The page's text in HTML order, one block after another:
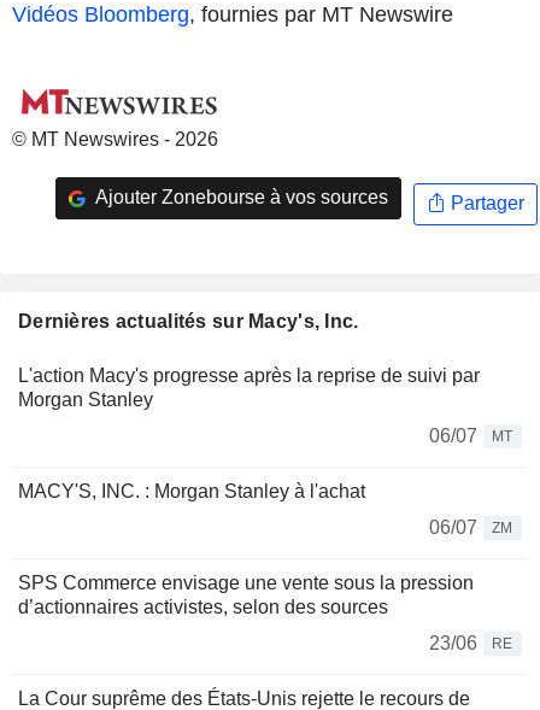
Vidéos Bloomberg, fournies par MT Newswire
© MT Newswires - 2026
Ajouter Zonebourse à vos sources Partager
Dernières actualités sur Macy's, Inc.
L'action Macy's progresse après la reprise de suivi par
Morgan Stanley
06/07
MT
MACY'S, INC. : Morgan Stanley à l'achat
06/07
ZM
SPS Commerce envisage une vente sous la pression
d’actionnaires activistes, selon des sources
23/06
RE
La Cour suprême des États-Unis rejette le recours de